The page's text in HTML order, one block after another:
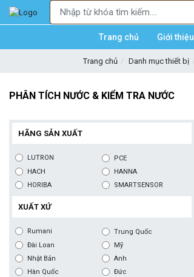
Trang chủ Giới thiệu
Trang chủ Danh mục thiết bị
PHÂN TÍCH NƯỚC & KIỂM TRA NƯỚC
HÃNG SẢN XUẤT
LUTRON
PCE
HACH
HANNA
HORIBA
SMARTSENSOR
XUẤT XỨ
Rumani
Trung Quốc
Đài Loan
Mỹ
Nhật Bản
Anh
Hàn Quốc
Đức